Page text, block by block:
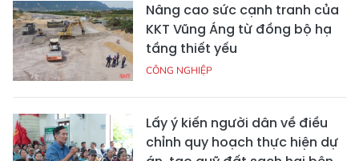
Nâng cao sức cạnh tranh của
KKT Vũng Áng từ đồng bộ hạ
tầng thiết yếu
CÔNG NGHIỆP
Lấy ý kiến người dân về điều
chỉnh quy hoạch thực hiện dự